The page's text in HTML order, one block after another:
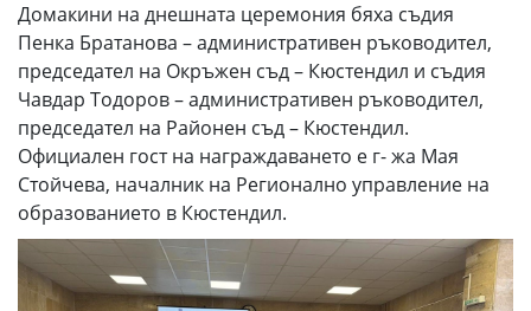
Домакини на днешната церемония бяха съдия
Пенка Братанова – административен ръководител,
председател на Окръжен съд – Кюстендил и съдия
Чавдар Тодоров – административен ръководител,
председател на Районен съд – Кюстендил.
Официален гост на награждаването е г- жа Мая
Стойчева, началник на Регионално управление на
образованието в Кюстендил.